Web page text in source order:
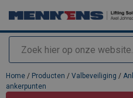
Zoeken
toegevoegd aan uw offerte
Home / Producten / Valbeveiliging /
ankerpunten